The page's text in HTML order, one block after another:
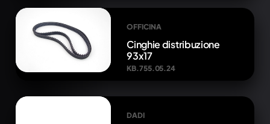
OFFICINA
Cinghie distribuzione
93x17
KB.755.05.24
DADI